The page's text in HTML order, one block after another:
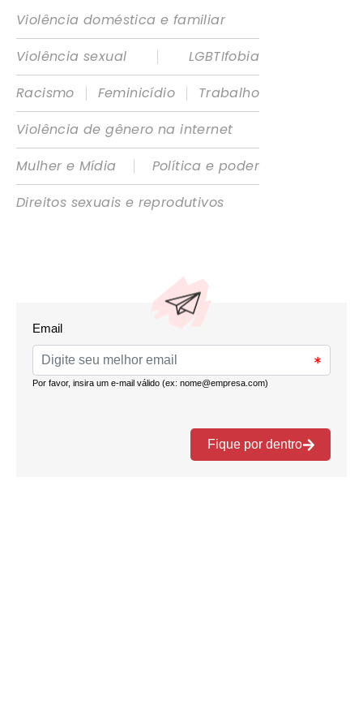
Violência doméstica e familiar
Violência sexual
|
LGBTIfobia
Racismo
| Feminicídio |
Trabalho
Violência de gênero na internet
Mulher e Mídia
|
Política e poder
Direitos sexuais e reprodutivos